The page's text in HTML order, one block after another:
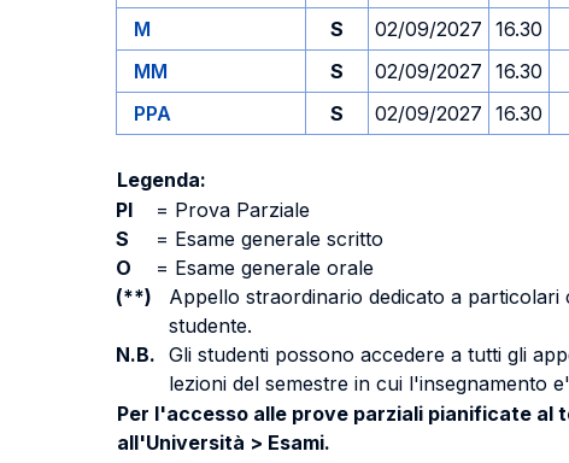
M
S 02/09/2027 16.30
MM
S 02/09/2027 16.30
PPA
S 02/09/2027 16.30
Legenda:
PI
= Prova Parziale
S
= Esame generale scritto
O
= Esame generale orale
(**)
Appello straordinario dedicato a particolari
studente.
N.B. Gli studenti possono accedere a tutti gli
lezioni del semestre in cui l'insegnamento
Per l'accesso alle prove parziali pianificate al
all'Università > Esami.